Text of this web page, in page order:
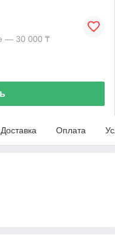
— 30 000 ₸
Доставка Оплата